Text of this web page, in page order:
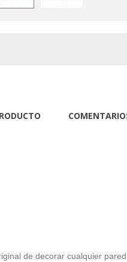
de decorar cualquier